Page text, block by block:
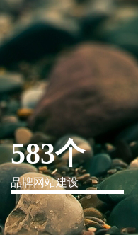
IT行业
信息爆炸时代，信息传
583个
品牌网站建设